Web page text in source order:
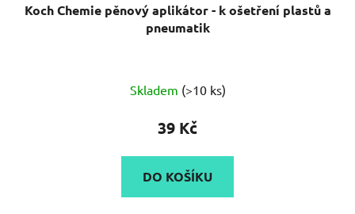
Koch Chemie pěnový aplikátor - k ošetření plastů a
pneumatik
hodnocení
produktu
5,0
z
Skladem (>10 ks)
39 Kč
DO KOŠÍKU